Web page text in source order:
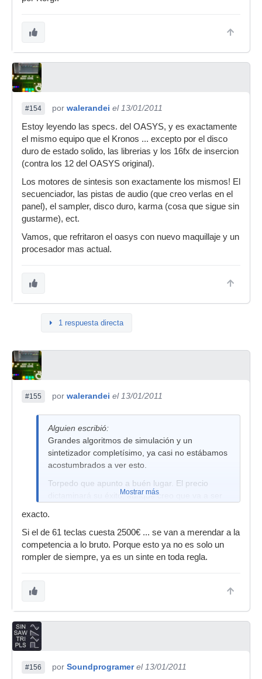
#154 por walerandei el 13/01/2011
Estoy leyendo las specs. del OASYS, y es exactamente
el mismo equipo que el Kronos ... excepto por el disco
duro de estado solido, las librerias y los 16fx de insercion
(contra los 12 del OASYS original).
Los motores de sintesis son exactamente los mismos! El
secuenciador, las pistas de audio (que creo verlas en el
panel), el sampler, disco duro, karma (cosa que sigue sin
gustarme), ect.
Vamos, que refritaron el oasys con nuevo maquillaje y un
procesador mas actual.
1 respuesta directa
#155 por walerandei el 13/01/2011
Alguien escribió:
Grandes algoritmos de simulación y un
sintetizador completísimo, ya casi no estábamos
acostumbrados a ver esto.
Torpedo que apunto a buén lugar. El precio
dictaminará su éxito, aunque creo que va a ser
Mostrar más
exacto.
Si el de 61 teclas cuesta 2500€ ... se van a merendar a la
competencia a lo bruto. Porque esto ya no es solo un
rompler de siempre, ya es un sinte en toda regla.
#156 por Soundprogramer el 13/01/2011